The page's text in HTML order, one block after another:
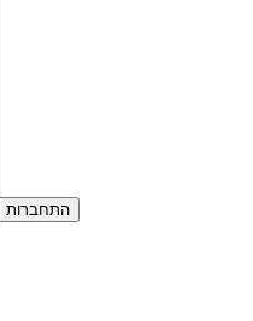
התחברות